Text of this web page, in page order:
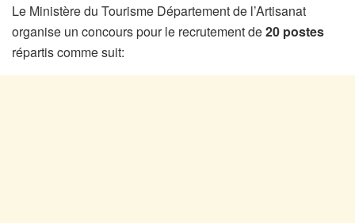
Le Ministère du Tourisme Département de l’Artisanat
organise un concours pour le recrutement de20 postes
répartis comme suit: